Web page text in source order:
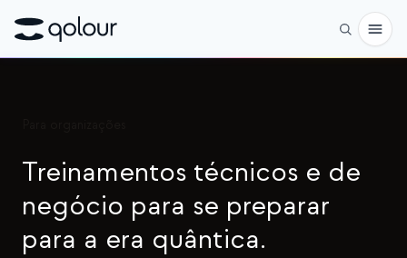
PARA
Entusiastas
Educadores
Treinamentos técnicos e de
negócio para se preparar
para a era quântica.